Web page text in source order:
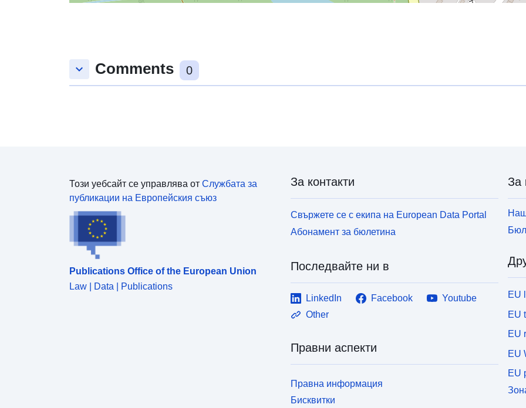
keyboard_arrow_down Comments 0
Този уебсайт се управлява от Службата за
публикации на Европейския съюз
Publications Office of the European Union
Law | Data | Publications
За контакти
Свържете се с екипа на European Data Portal
Абонамент за бюлетина
Последвайте ни в
LinkedIn Facebook
Youtube
Other
Правни аспекти
Правна информация
Бисквитки
За
EU
EU
EU
EU
EU